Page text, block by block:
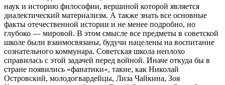
наук и историю философии, вершиной которой является
диалектический материализм. А также знать все основные
факты отечественной истории и не менее подробно, но
глубоко — мировой. В этом смысле все предметы в советской
школе были взаимосвязаны, будучи нацелены на воспитание
сознательного коммунара. Советская школа неплохо
справилась с этой задачей перед войной. Иначе откуда бы в
стране появились «фанатики», такие, как Николай
Островский, молодогвардейцы, Лиза Чайкина, Зоя